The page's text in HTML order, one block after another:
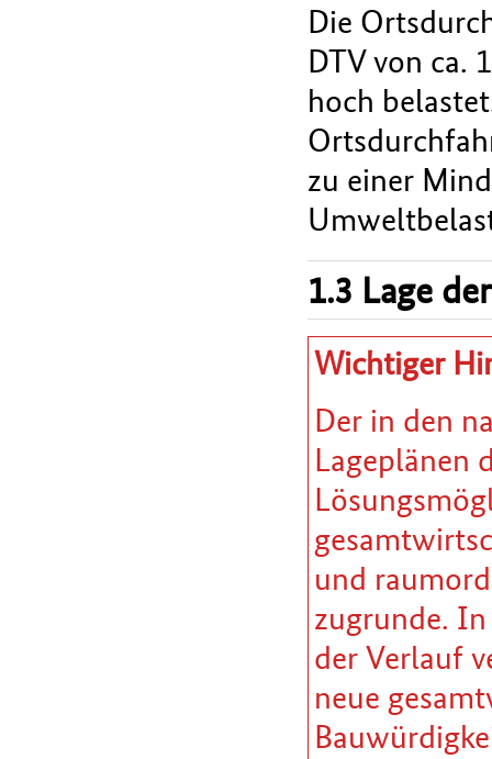
Die
DTV von ca.
hoch
zu einer
1.3 Lage
Wichtiger
Der in den
Lageplänen
und
zugrunde.
der Verlauf
neue